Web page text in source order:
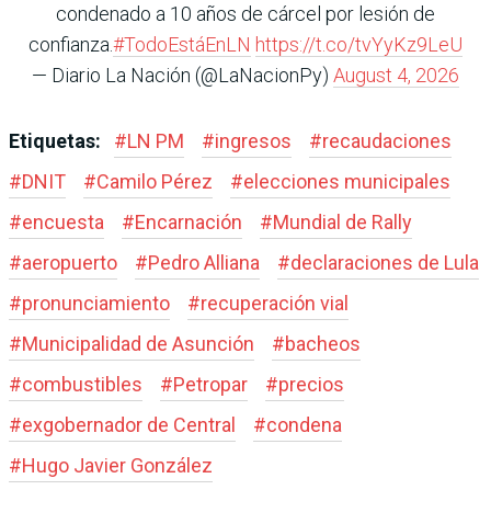
condenado a 10 años de cárcel por lesión de
confianza.#TodoEstáEnLN https://t.co/tvYyKz9LeU
— Diario La Nación (@LaNacionPy) August 4, 2026
Etiquetas: #LN PM #ingresos #recaudaciones
#DNIT #Camilo Pérez #elecciones municipales
#encuesta #Encarnación #Mundial de Rally
#aeropuerto #Pedro Alliana #declaraciones de Lula
#pronunciamiento #recuperación vial
#Municipalidad de Asunción #bacheos
#combustibles #Petropar #precios
#exgobernador de Central #condena
#Hugo Javier González